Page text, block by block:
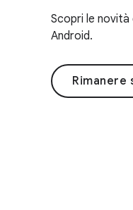
Scopri le
Android.
Rimanere